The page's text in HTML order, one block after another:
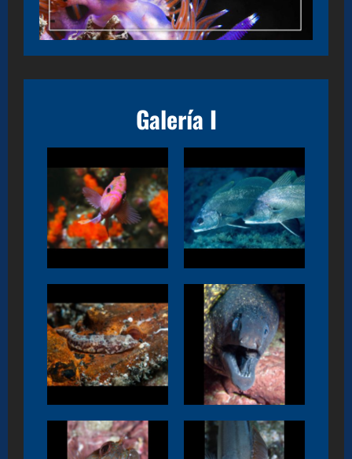
Galería I
Anthias anthias Sciaena umbra
Diplecogaster
bimaculata
Muraena helena